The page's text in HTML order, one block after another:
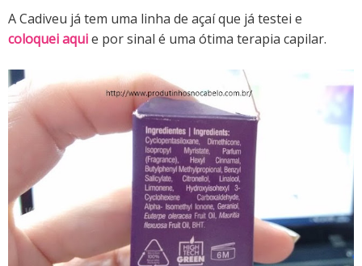
A Cadiveu já tem uma linha de açaí que já testei e
coloquei aquie por sinal é uma ótima terapia capilar.